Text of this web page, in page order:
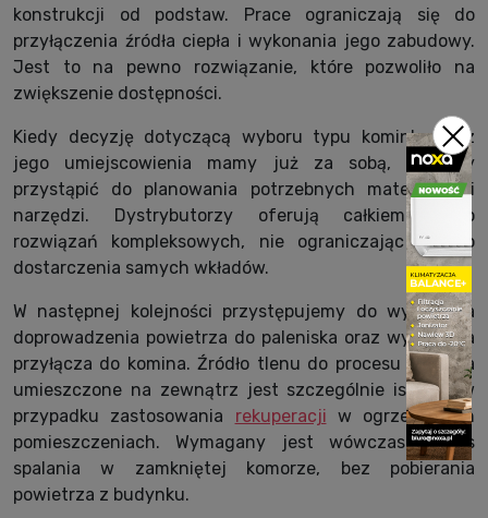
konstrukcji od podstaw. Prace ograniczają się do
przyłączenia źródła ciepła i wykonania jego zabudowy.
Jest to na pewno rozwiązanie, które pozwoliło na
zwiększenie dostępności.
Kiedy decyzję dotyczącą wyboru typu kominka oraz
jego umiejscowienia mamy już za sobą, możemy
przystąpić do planowania potrzebnych materiałów i
narzędzi. Dystrybutorzy oferują całkiem sporo
rozwiązań kompleksowych, nie ograniczając się do
dostarczenia samych wkładów.
W następnej kolejności przystępujemy do wykonania
doprowadzenia powietrza do paleniska oraz wykonania
przyłącza do komina. Źródło tlenu do procesu spalania
umieszczone na zewnątrz jest szczególnie istotne w
przypadku zastosowania rekuperacji w ogrzewanych
pomieszczeniach. Wymagany jest wówczas proces
spalania w zamkniętej komorze, bez pobierania
powietrza z budynku.